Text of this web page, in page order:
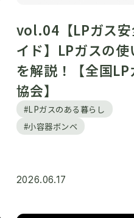
vol.04【LPガス安
イド】LPガスの使
を解説！【全国LP
協会】
#LPガスのある暮らし
#小容器ボンベ
2026.06.17